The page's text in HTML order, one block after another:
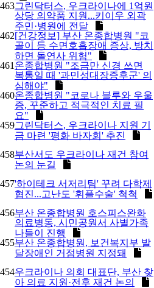
463그린닥터스, 우크라이나에 1억원
상당 의약품 지원...키이우 외곽
주민·병원에 전달
462[건강정보] 부산 온종합병원 "코
골이 등 수면호흡장애 증상, 방치
하면 돌연사 위험"
461 온종합병원 "조금만 신경 쓰면
복통일 때 '과민성대장증후군' 의
심해야"
460온종합병원 "코로나 블루와 우울
증, 꾸준하고 적극적인 치료 필
요"
459그린닥터스, 우크라이나 지원 기
금 마련 '평화 바자회' 추진
458부산서도 우크라이나 재건 참여
논의 눈길
457'하이테크 서저리팀' 꾸려 다학제
협진...고난도 '휘플수술' 척척
456부산 온종합병원 호스피스완화
의료병동, 시민공원서 사별가족
나들이 진행
455부산 온종합병원, 보건복지부 발
달장애인 거점병원 지정돼
454우크라이나 의회 대표단, 부산 찾
아 의료 지원·전후 재건 논의